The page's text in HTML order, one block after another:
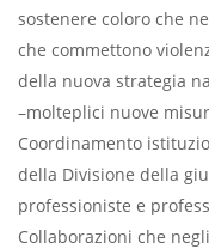
sostenere coloro che
che commettono
della nuova strategia
–molteplici nuove
Coordinamento
della Divisione della
professioniste e
Collaborazioni che